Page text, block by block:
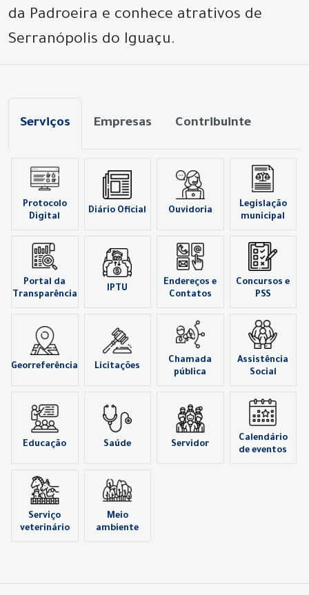
da Padroeira e conhece atrativos de
Serranópolis do Iguaçu.
Serviços Empresas Contribuinte
Protocolo
Digital
Diário Oficial Ouvidoria
Legislação
municipal
Portal da
Transparência
IPTU
Endereços e
Contatos
Concursos e
PSS
Georreferência Licitações
Chamada
pública
Assistência
Social
Educação Saúde Servidor
Calendário
de eventos
Serviço
veterinário
Meio
ambiente